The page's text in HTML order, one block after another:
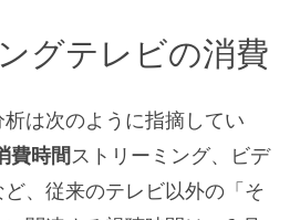
グテレビの消費
は次のように指摘してい
費時間ストリーミング、ビデ
、従来のテレビ以外の「そ